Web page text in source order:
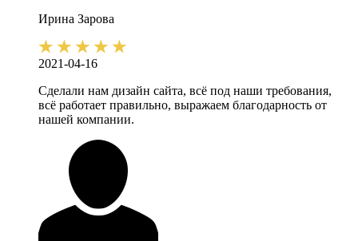
Ирина Зарова
2021-04-16
Сделали нам дизайн сайта, всё под наши требования,
всё работает правильно, выражаем благодарность от
нашей компании.